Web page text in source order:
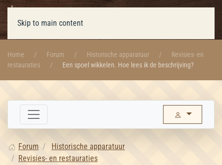
Skip to main content
Home Forum Historische apparatuur
Revisies- en
restauraties
Een spoel wikkelen. Hoe lees ik de beschrijving?
Forum
Historische apparatuur
Revisies- en restauraties